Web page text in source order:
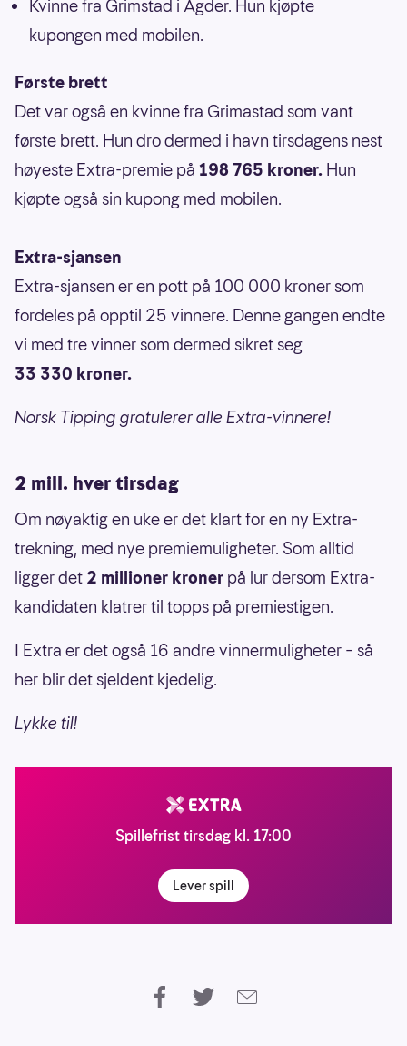
Kvinne fra Grimstad i Agder. Hun kjøpte
kupongen med mobilen.
Første brett
Det var også en kvinne fra Grimastad som vant
første brett. Hun dro dermed i havn tirsdagens nest
høyeste Extra-premie på 198 765 kroner. Hun
kjøpte også sin kupong med mobilen.
Extra-sjansen
Extra-sjansen er en pott på 100 000 kroner som
fordeles på opptil 25 vinnere. Denne gangen endte
vi med tre vinner som dermed sikret seg
33 330 kroner.
Norsk Tipping gratulerer alle Extra-vinnere!
2 mill. hver tirsdag
Om nøyaktig en uke er det klart for en ny Extra-
trekning, med nye premiemuligheter. Som alltid
ligger det 2 millioner kroner på lur dersom Extra-
kandidaten klatrer til topps på premiestigen.
I Extra er det også 16 andre vinnermuligheter – så
her blir det sjeldent kjedelig.
Lykke til!
Spillefrist tirsdag kl. 17:00
Lever spill